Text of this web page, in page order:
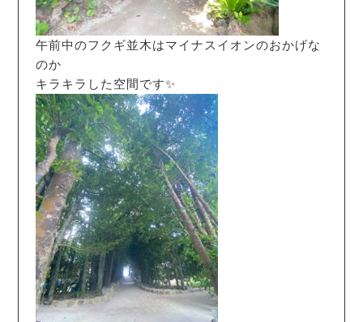
午前中のフクギ並木はマイナスイオンのおかげな
のか
キラキラした空間です✨